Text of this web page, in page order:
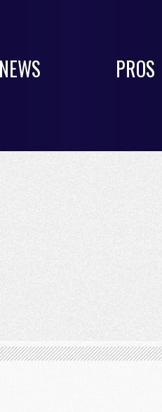
NEWS PROS